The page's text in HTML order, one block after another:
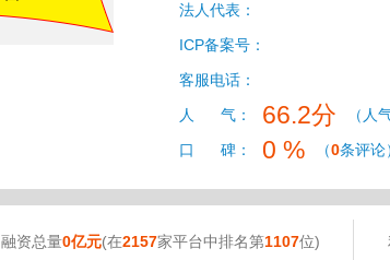
法人代表：
ICP备案号：
客服电话：
人 气：
66.2分 （人
口 碑：
0 % （0条评论
融资总量0亿元(在2157家平台中排名第1107位)